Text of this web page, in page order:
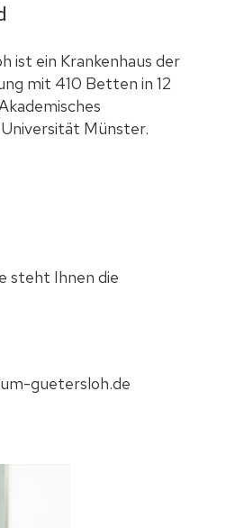
ist ein Krankenhaus der
mit 410 Betten in 12
Münster.
steht Ihnen die
guetersloh.de